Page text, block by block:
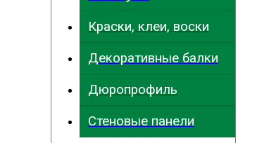
Краски, клеи, воски
Декоративные балки
Дюропрофиль
Стеновые панели